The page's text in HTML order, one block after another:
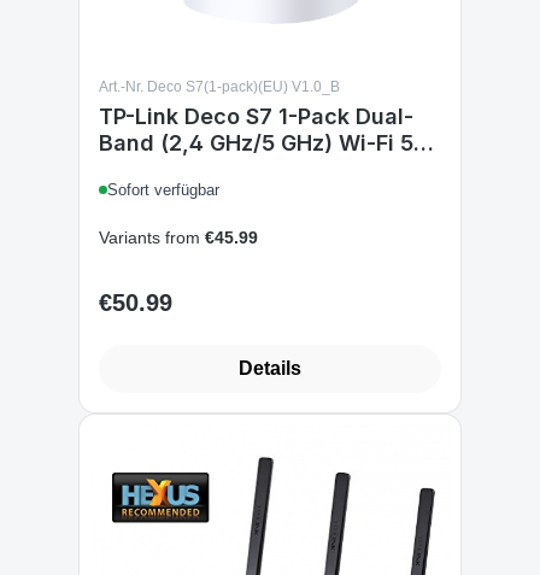
Art.-Nr. Deco S7(1-pack)(EU) V1.0_B
TP-Link Deco S7 1-Pack Dual-
Band (2,4 GHz/5 GHz) Wi-Fi 5
Sofort verfügbar
Variants from €45.99
Regular price:
€50.99
Details